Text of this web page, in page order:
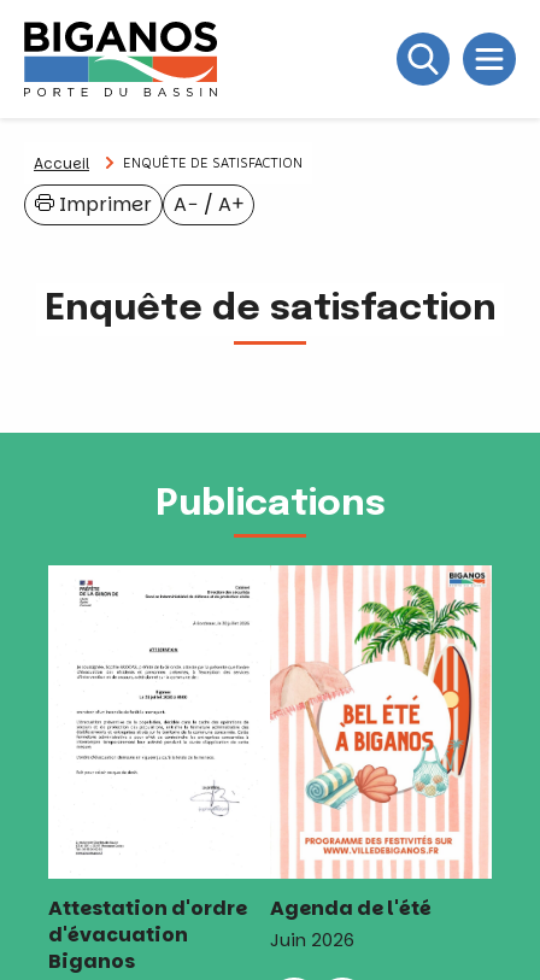
Accueil ENQUÊTE DE SATISFACTION
A− / A+
Imprimer
Enquête de satisfaction
Publications
Attestation d'ordre
d'évacuation
Biganos
Agenda de l'été
Juin 2026